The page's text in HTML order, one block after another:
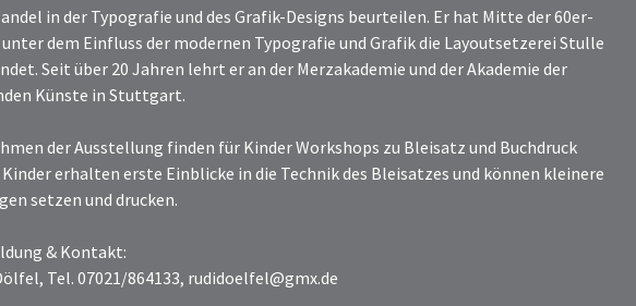
in der Typografie und des Grafik-Designs beurteilen. Er hat Mitte der 60er-
dem Einfluss der modernen Typografie und Grafik die Layoutsetzerei Stulle
Seit über 20 Jahren lehrt er an der Merzakademie und der Akademie der
Künste in Stuttgart.
der Ausstellung finden für Kinder Workshops zu Bleisatz und Buchdruck
erhalten erste Einblicke in die Technik des Bleisatzes und können kleinere
setzen und drucken.
& Kontakt:
Tel. 07021/864133, rudidoelfel@gmx.de